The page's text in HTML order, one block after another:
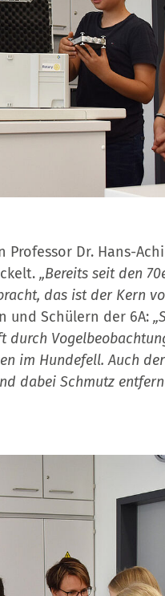
Professor Dr. Hans-
„Bereits seit den
das ist der Kern
und Schülern der 6A:
durch
im Hundefell. Auch
dabei Schmutz